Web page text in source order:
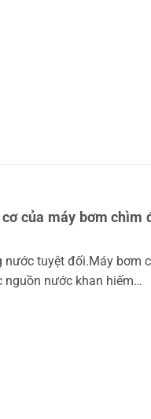
của máy bơm chìm
tuyệt đối.Máy bơm
nguồn nước khan hiếm…